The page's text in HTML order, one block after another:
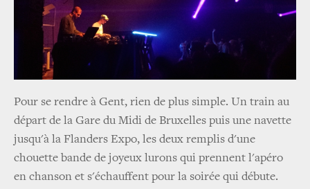
Pour se rendre à Gent, rien de plus simple. Un train au
départ de la Gare du Midi de Bruxelles puis une navette
jusqu'à la Flanders Expo, les deux remplis d'une
chouette bande de joyeux lurons qui prennent l'apéro
en chanson et s'échauffent pour la soirée qui débute.